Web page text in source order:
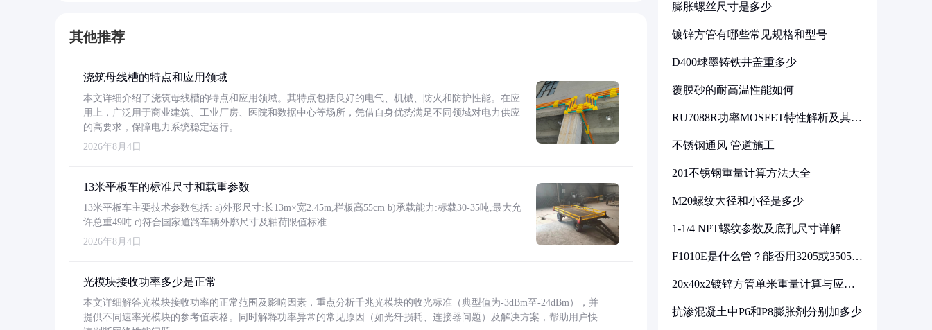
其他推荐
浇筑母线槽的特点和应用领域
本文详细介绍了浇筑母线槽的特点和应用领域。其特点包括良好的电气、机械、防火和防护性能。在应
用上，广泛用于商业建筑、工业厂房、医院和数据中心等场所，凭借自身优势满足不同领域对电力供应
的高要求，保障电力系统稳定运行。
2026年8月4日
13米平板车的标准尺寸和载重参数
13米平板车主要技术参数包括: a)外形尺寸:长13m×宽2.45m,栏板高55cm b)承载能力:标载30-35吨,最大允
许总重49吨 c)符合国家道路车辆外廓尺寸及轴荷限值标准
2026年8月4日
光模块接收功率多少是正常
本文详细解答光模块接收功率的正常范围及影响因素，重点分析千兆光模块的收光标准（典型值为-3dBm至-24dBm），并
提供不同速率光模块的参考值表格。同时解释功率异常的常见原因（如光纤损耗、连接器问题）及解决方案，帮助用户快
膨胀螺丝尺寸是多少
镀锌方管有哪些常见规格和型号
D400球墨铸铁井盖重多少
覆膜砂的耐高温性能如何
RU7088R功率MOSFET特性解析及其在
不锈钢通风 管道施工
201不锈钢重量计算方法大全
M20螺纹大径和小径是多少
1-1/4 NPT螺纹参数及底孔尺寸详解
F1010E是什么管？能否用3205或3505代
20x40x2镀锌方管单米重量计算与应用
抗渗混凝土中P6和P8膨胀剂分别加多少